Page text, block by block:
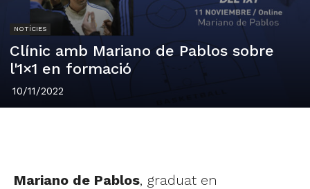
NOTÍCIES
Clínic amb Mariano de Pablos sobre
l'1×1 en formació
10/11/2022
Mariano de Pablos, graduat en